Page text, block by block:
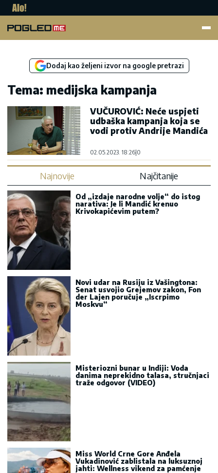
Dodaj kao željeni izvor na google pretrazi
Tema: medijska kampanja
VUČUROVIĆ: Neće uspjeti
udbaška kampanja koja se
vodi protiv Andrije Mandića
02.05.2023. 18:26 0
Najnovije Najčitanije
Od „izdaje narodne volje“ do istog
narativa: Je li Mandić krenuo
Krivokapićevim putem?
Novi udar na Rusiju iz Vašingtona:
Senat usvojio Grejemov zakon, Fon
der Lajen poručuje „Iscrpimo
Moskvu“
Misteriozni bunar u Indiji: Voda
danima neprekidno talasa, stručnjaci
traže odgovor (VIDEO)
Miss World Crne Gore Anđela
Vukadinović zablistala na luksuznoj
jahti: Wellness vikend za pamćenje